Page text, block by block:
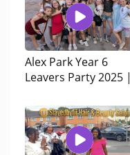
Alex Park Year 6
Leavers Party 2025 |
Video